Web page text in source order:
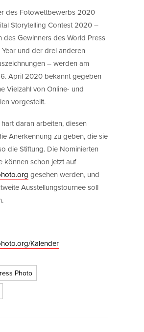
des Fotowettbewerbs 2020
Storytelling Contest 2020 –
des Gewinners des World Press
und der drei anderen
– werden am
April 2020 bekannt gegeben
Vielzahl von Online- und
vorgestellt.
daran arbeiten, diesen
Anerkennung zu geben, die sie
die Stiftung. Die Nominierten
können schon jetzt auf
gesehen werden, und
Ausstellungstournee soll
Kalender
Photo